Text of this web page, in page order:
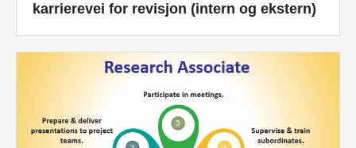
karrierevei for revisjon (intern og ekstern)